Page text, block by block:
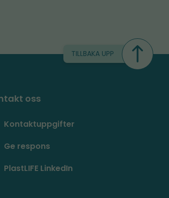
TILLBAKA UPP
oss
Kontaktuppgifter
Ge respons
PlastLIFE LinkedIn